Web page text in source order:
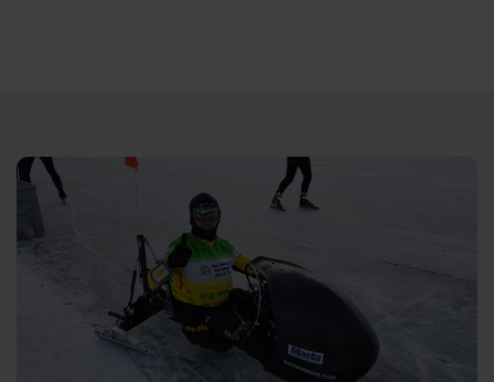
Direct door naar content